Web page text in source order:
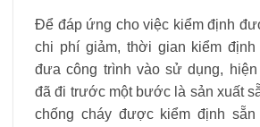
Để đáp ứng cho việc kiểm định
chi phí giảm, thời gian kiểm
đưa công trình vào sử dụng, hiện
đã đi trước một bước là sản xuất
chống cháy được kiểm định